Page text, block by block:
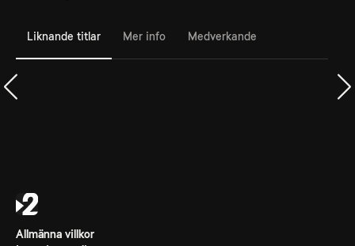
Liknande titlar Mer info Medverkande
Allmänna villkor